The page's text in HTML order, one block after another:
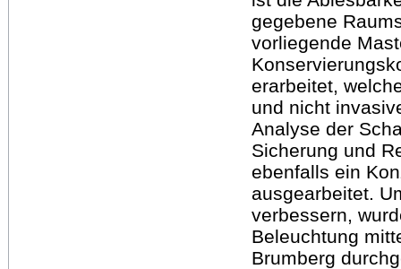
gegebene
vorliegende
erarbeitet,
und nicht
Analyse der
Sicherung und
ebenfalls ein
ausgearbeitet.
verbessern,
Beleuchtung
Brumberg